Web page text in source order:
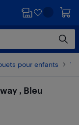
pour enfants
, Bleu